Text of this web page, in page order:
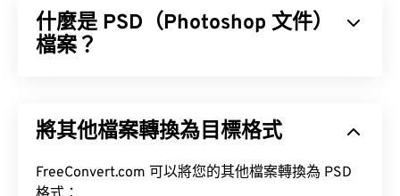
對早期柯達 DC 系列數位相機（在 20 世紀 90 年代
至 21 世紀初非常流行）所拍攝的原始影像的改進。
式可能可以運行，也可能無法運行。您可以嘗試使用
Photoshop Lightroom (Lightroom)，它可在
什麼是 PSD（Photoshop 文件）
檔案？
雜的圖形設計程式。
將其他檔案轉換為目標格式
FreeConvert.com 可以將您的其他檔案轉換為 PSD